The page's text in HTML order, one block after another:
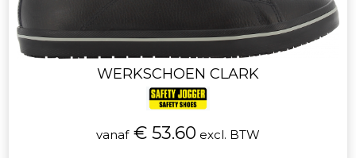
WERKSCHOEN CLARK
vanaf€ 53.60 excl. BTW